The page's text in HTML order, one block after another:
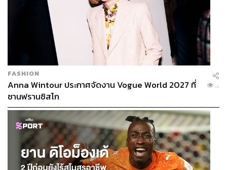
FASHION
Anna Wintour ประกาศจัดงาน Vogue World 2027 ที่
ซานฟรานซิสโก
...